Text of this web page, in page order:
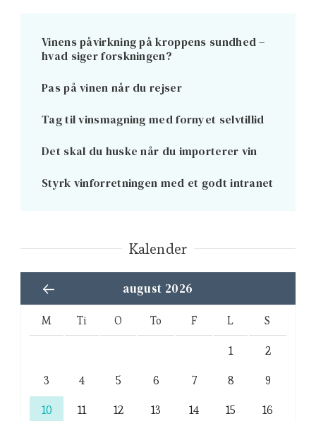
Vinens påvirkning på kroppens sundhed –
hvad siger forskningen?
Pas på vinen når du rejser
Tag til vinsmagning med fornyet selvtillid
Det skal du huske når du importerer vin
Styrk vinforretningen med et godt intranet
Kalender
august 2026
M Ti O To F L S
1
2
3
4 5 6 7 8
9
10
11 12 13 14 15
16